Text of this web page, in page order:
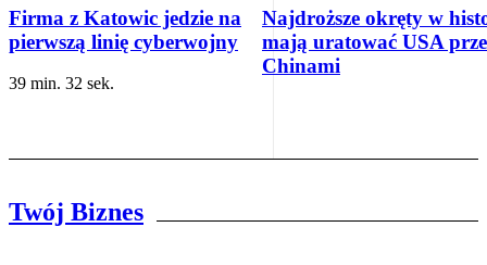
Firma z Katowic jedzie na
pierwszą linię cyberwojny
39 min. 32 sek.
Najdroższe okręty w
mają uratować USA
Chinami
Twój Biznes